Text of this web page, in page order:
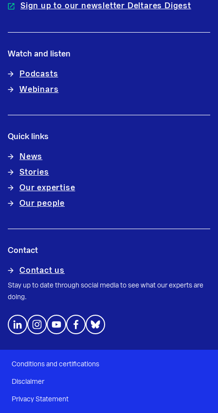
Sign up to our newsletter Deltares Digest
Watch and listen
Podcasts
Webinars
Quick links
News
Stories
Our expertise
Our people
Contact
Contact us
Stay up to date through social media to see what our experts are
doing.
Conditions and certifications
Disclaimer
Privacy Statement